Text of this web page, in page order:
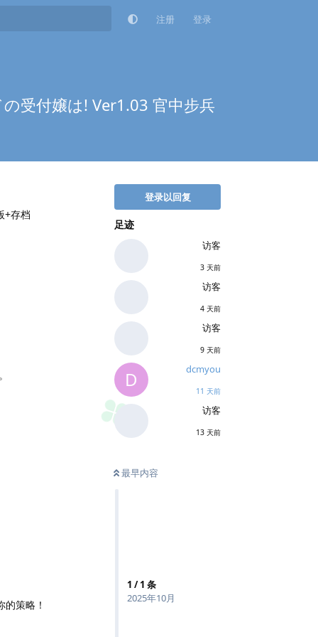
注册 登录
受付嬢は! Ver1.03 官中步兵
登录以回复
足迹
访客
3 天前
访客
4 天前
访客
9 天前
D dcmyou
11 天前
访客
13 天前
最早内容
1 /1 条
2025年10月
+存档
策略！